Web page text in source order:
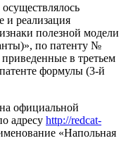
и реализация
полезной модели
по патенту №
в третьем
формулы (3-й
официальной
адресу http://redcat-
«Напольная